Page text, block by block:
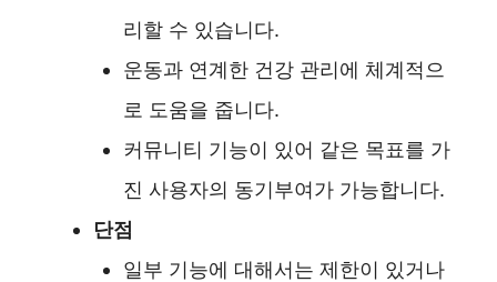
리할 수 있습니다.
운동과 연계한 건강 관리에 체계적으
로 도움을 줍니다.
커뮤니티 기능이 있어 같은 목표를 가
진 사용자의 동기부여가 가능합니다.
단점
일부 기능에 대해서는 제한이 있거나